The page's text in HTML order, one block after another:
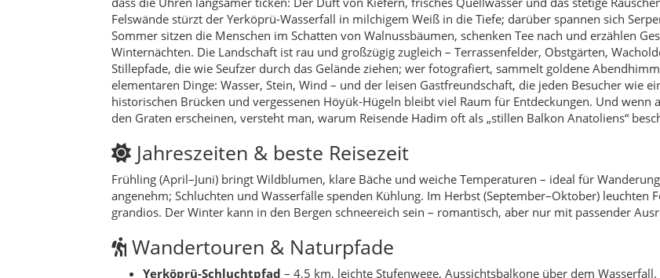
Wandertouren & Naturpfade
Yerköprü-Schluchtpfad – 4,5 km, leichte Stufenwege, Aussichtsbalkone über dem Wasserfall.
Taurus-Kammweg beiTaşpınar– 6 km, Panorama über Terrassenfelder und Schluchten.
Gezlevi– Quellrunde – 3 km, alte Bewässerungskanäle, Walnuss- und Obstgärten.
Dedemli– Wacholderhang– 5 km, stille Pfade, gute Chancen für Greifvogel-Sichtungen.
Sehenswürdigkeiten
Yerköprü Şelalesi– spektakulärer Wasserfall mit Travertin-Terrassen.
Eğiste Hadimi Viadukt– moderne Schluchtbrücke mit dramatischen Blickachsen.
Historische Brücke beiEğiste– malerischer Fotostandpunkt über dem Göksu.
Höyük-Hügel umYenikonak– kleine Erhebungen mit weiter Sicht.
Hidden Gems